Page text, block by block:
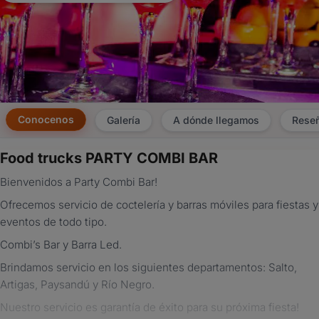
Conocenos Galería A dónde llegamos
Food trucks PARTY COMBI BAR
Bienvenidos a Party Combi Bar!
Ofrecemos servicio de coctelería y barras móviles para fiestas y
eventos de todo tipo.
Combi’s Bar y Barra Led.
Brindamos servicio en los siguientes departamentos: Salto,
Artigas, Paysandú y Río Negro.
Nuestro servicio es garantía de éxito para su próxima fiesta!
×
¿Ya
cuenta?
Iniciá
sesión
aquí
para